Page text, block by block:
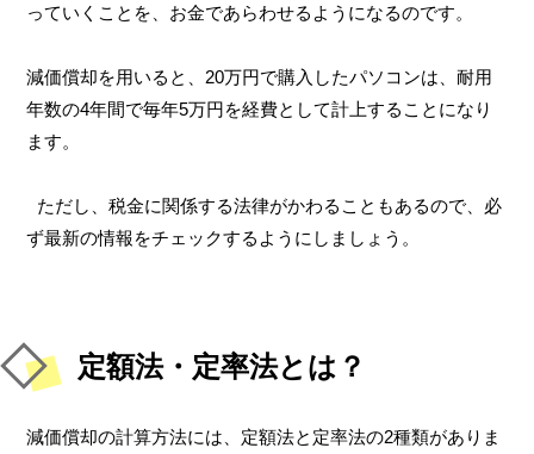
っていくことを、お金であらわせるようになるのです。
減価償却を用いると、20万円で購入したパソコンは、耐用
年数の4年間で毎年5万円を経費として計上することになり
ます。
ただし、税金に関係する法律がかわることもあるので、必
ず最新の情報をチェックするようにしましょう。
定額法・定率法とは？
減価償却の計算方法には、定額法と定率法の2種類がありま